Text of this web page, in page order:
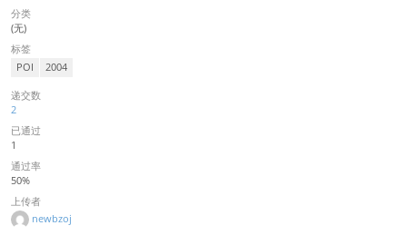
分类
(无)
标签
POI 2004
递交数
2
已通过
1
通过率
50%
上传者
newbzoj